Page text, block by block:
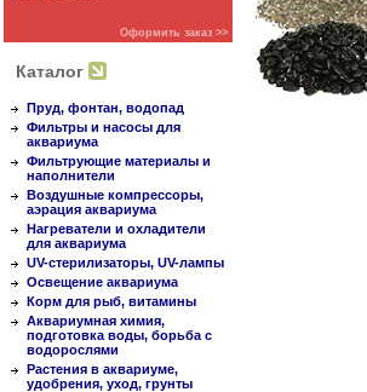
Оформить заказ >>
Каталог
Пруд, фонтан, водопад
Фильтры и насосы для
аквариума
Фильтрующие материалы и
наполнители
Воздушные компрессоры,
аэрация аквариума
Нагреватели и охладители
для аквариума
UV-стерилизаторы, UV-лампы
Освещение аквариума
Корм для рыб, витамины
Аквариумная химия,
подготовка воды, борьба с
водорослями
Растения в аквариуме,
удобрения, уход, грунты